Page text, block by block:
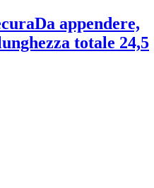
Da appendere,
totale 24,5